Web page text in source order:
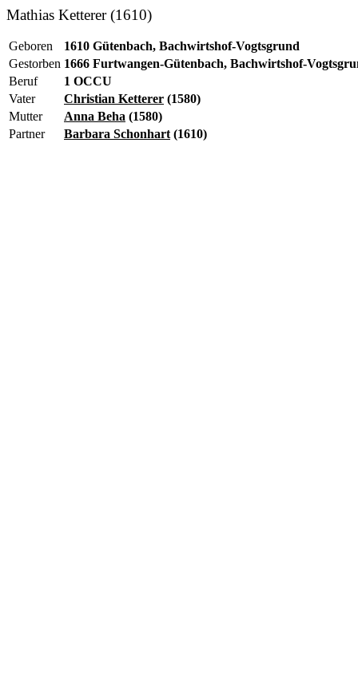
Mathias Ketterer (1610)
Geboren
1610 Gütenbach, Bachwirtshof-Vogtsgrund
Gestorben 1666 Furtwangen-Gütenbach, Bachwirtshof-
Beruf
1 OCCU
Vater
Christian Ketterer (1580)
Mutter
Anna Beha (1580)
Partner
Barbara Schonhart (1610)